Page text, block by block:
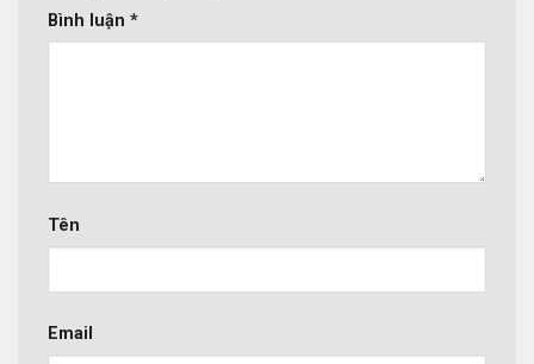
Bình luận *
Tên
Email